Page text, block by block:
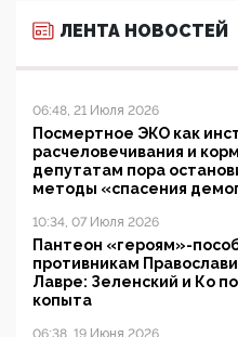
ЛЕНТА НОВОСТЕЙ
06:48, 21 Июля 2026
Посмертное ЭКО как
расчеловечивания и
депутатам пора
методы «спасения
10:34, 07 Июля 2026
Пантеон «героям»-
противникам
Лавре: Зеленский и Ко
копыта
06:38, 19 Июня 2026